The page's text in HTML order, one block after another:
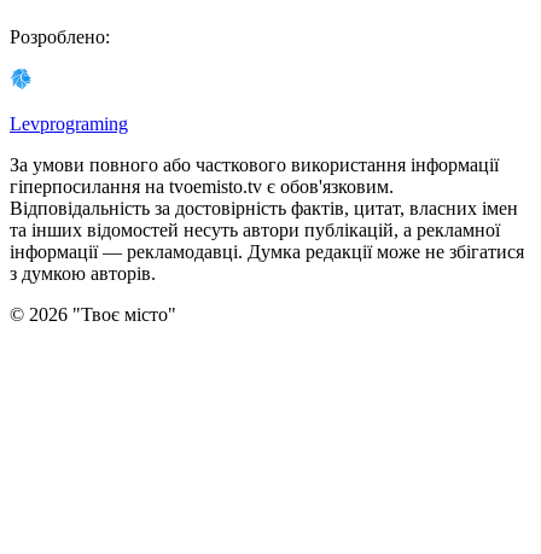
Розроблено:
Levprograming
За умови повного або часткового використання iнформацiї
гіперпосилання на tvoemisto.tv є обов'язковим.
Відповідальність за достовірність фактів, цитат, власних імен
та інших відомостей несуть автори публікацій, а рекламної
інформації — рекламодавці. Думка редакцiї може не збiгатися
з думкою авторiв.
© 2026 "Твоє місто"